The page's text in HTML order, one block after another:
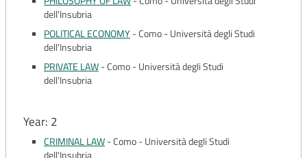
dell'Insubria
POLITICAL ECONOMY-Como - Università degli Studi
dell'Insubria
PRIVATE LAW-Como - Università degli Studi
dell'Insubria
Year: 2
CRIMINAL LAW-Como - Università degli Studi